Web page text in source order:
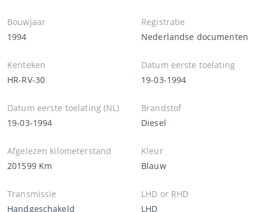
Bouwjaar
1994
Registratie
Nederlandse documenten
Kenteken
HR-RV-30
Datum eerste toelating
19-03-1994
Datum eerste toelating (NL)
19-03-1994
Brandstof
Diesel
Afgelezen kilometerstand
201599 Km
Kleur
Blauw
Transmissie
Handgeschakeld
LHD or RHD
LHD